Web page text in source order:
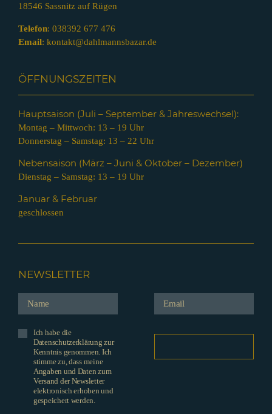
18546 Sassnitz auf Rügen
Telefon: 038392 677 476
Email: kontakt@dahlmannsbazar.de
ÖFFNUNGSZEITEN
Hauptsaison (Juli – September & Jahreswechsel):
Montag – Mittwoch: 13 – 19 Uhr
Donnerstag – Samstag: 13 – 22 Uhr
Nebensaison (März – Juni & Oktober – Dezember)
Dienstag – Samstag: 13 – 19 Uhr
Januar & Februar
geschlossen
NEWSLETTER
Ich habe die
Datenschutzerklärung zur
Kenntnis genommen. Ich
stimme zu, dass meine
Angaben und Daten zum
Versand der Newsletter
elektronisch erhoben und
gespeichert werden.